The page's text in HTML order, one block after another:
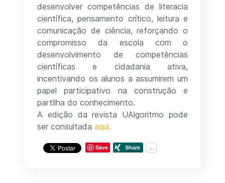
desenvolver competências de literacia
científica, pensamento crítico, leitura e
comunicação de ciência, reforçando o
compromisso da escola com o
desenvolvimento de competências
científicas e cidadania ativa,
incentivando os alunos a assumirem um
papel participativo na construção e
partilha do conhecimento.
A edição da revista UAlgoritmo pode
ser consultada aqui.
Save